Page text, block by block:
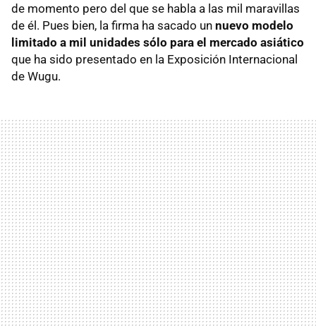
de momento pero del que se habla a las mil maravillas
de él. Pues bien, la firma ha sacado un nuevo modelo
limitado a mil unidades sólo para el mercado asiático
que ha sido presentado en la Exposición Internacional
de Wugu.